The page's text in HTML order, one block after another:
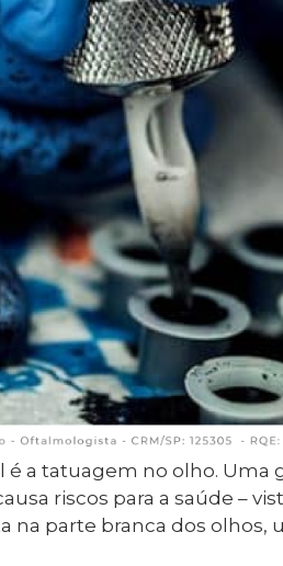
a tatuagem no olho. Uma
riscos para a saúde –
na parte branca dos olhos,